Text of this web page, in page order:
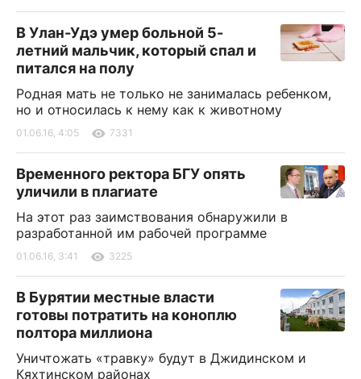
В Улан-Удэ умер больной 5-
летний мальчик, который спал и
питался на полу
Родная мать не только не занималась ребенком,
но и относилась к нему как к животному
01.06.16, 4:05 7331
Временного ректора БГУ опять
уличили в плагиате
На этот раз заимствования обнаружили в
разработанной им рабочей программе
01.06.16, 3:41 3225
В Бурятии местные власти
готовы потратить на коноплю
полтора миллиона
Уничтожать «травку» будут в Джидинском и
Кяхтинском районах